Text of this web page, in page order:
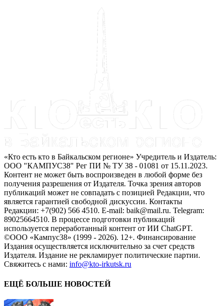
«Кто есть кто в Байкальском регионе» Учредитель и Издатель:
ООО "КАМПУС38" Рег ПИ № ТУ 38 - 01081 от 15.11.2023.
Контент не может быть воспроизведен в любой форме без
получения разрешения от Издателя. Точка зрения авторов
публикаций может не совпадать с позицией Редакции, что
является гарантией свободной дискуссии. Контакты
Редакции: +7(902) 566 4510. E-mail: baik@mail.ru. Telegram:
89025664510. В процессе подготовки публикаций
используется переработанный контент от ИИ ChatGPT.
©ООО «Кампус38» (1999 - 2026). 12+. Финансирование
Издания осуществляется исключительно за счет средств
Издателя. Издание не рекламирует политические партии.
Свяжитесь с нами: info@kto-irkutsk.ru
ЕЩЁ БОЛЬШЕ НОВОСТЕЙ